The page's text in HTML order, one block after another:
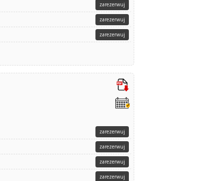
zarezerwuj
zarezerwuj
zarezerwuj
zarezerwuj
zarezerwuj
zarezerwuj
zarezerwuj